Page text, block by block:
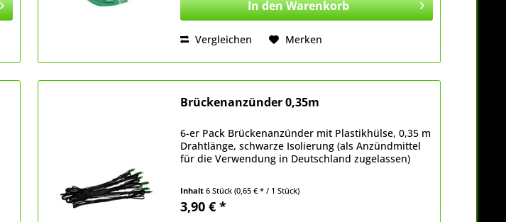
In denWarenkorb
Vergleichen Merken
Brückenanzünder 0,35m
6-er Pack Brückenanzünder mit Plastikhülse, 0,35 m
Drahtlänge, schwarze Isolierung (als Anzündmittel
für die Verwendung in Deutschland zugelassen)
Inhalt6 Stück(0,65 € * / 1 Stück)
3,90 € *